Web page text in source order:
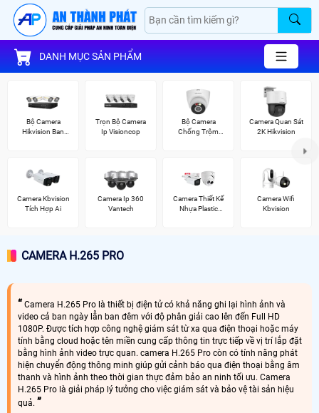
DANH MỤC SẢN PHẨM
Bộ Camera
Hikvision Ban
Trọn Bộ Camera
Ip Visioncop
Bộ Camera
Chống Trộm
Camera Quan Sát
2K Hikvision
Camera Kbvision
Tích Hợp Ai
Camera Ip 360
Vantech
Camera Thiết Kế
Nhựa Plastic
Camera Wifi
Kbvision
CAMERA H.265 PRO
Camera H.265 Pro là thiết bị điện tử có khả năng ghi lại hình ảnh và
video cả ban ngày lẫn ban đêm với độ phân giải cao lên đến Full HD
1080P. Được tích hợp công nghệ giám sát từ xa qua điện thoại hoặc máy
tính bằng cloud hoặc tên miền cung cấp thông tin trực tiếp về vị trí lắp đặt
bằng hình ảnh video trực quan. camera H.265 Pro còn có tính năng phát
hiện chuyển động thông minh giúp gửi cảnh báo qua điện thoại bằng âm
thanh và hình ảnh theo thời gian thực đảm bảo an ninh tối ưu. Camera
H.265 Pro là giải pháp lý tưởng cho việc giám sát và bảo vệ tài sản hiệu
quả.